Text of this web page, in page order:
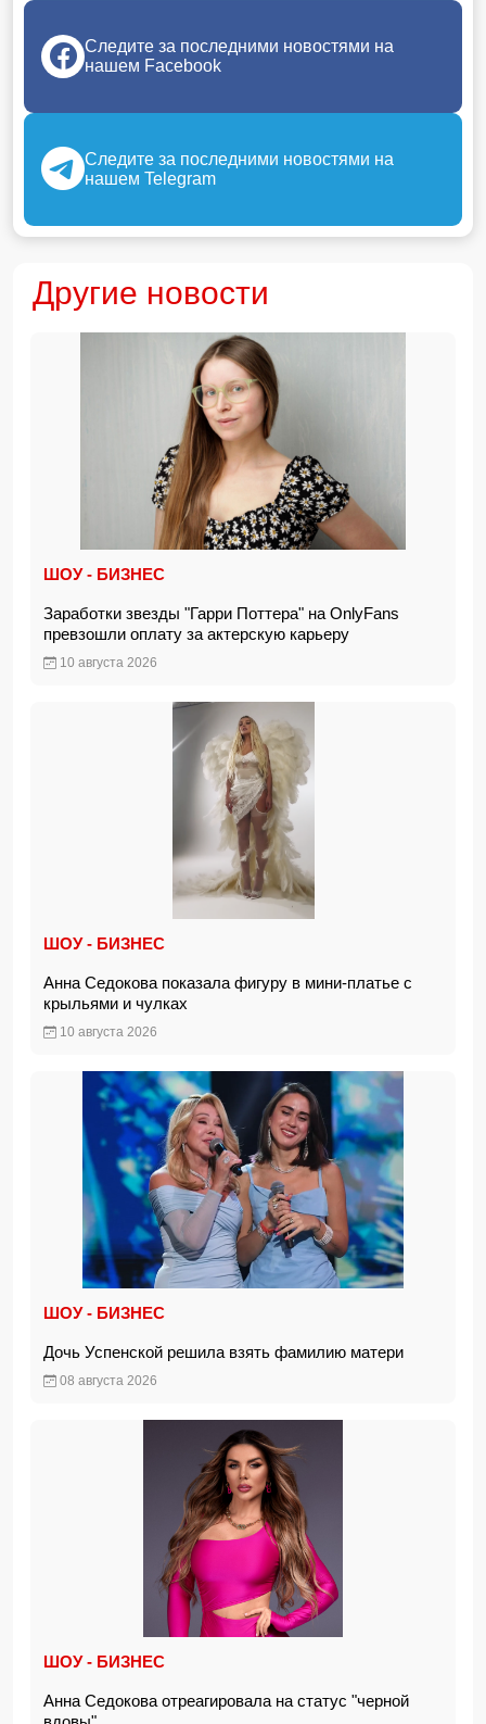
Следите за последними новостями на
нашем Facebook
Следите за последними новостями на
нашем Telegram
Другие новости
ШОУ - БИЗНЕС
Заработки звезды "Гарри Поттера" на OnlyFans
превзошли оплату за актерскую карьеру
10 августа 2026
ШОУ - БИЗНЕС
Анна Седокова показала фигуру в мини-платье с
крыльями и чулках
10 августа 2026
ШОУ - БИЗНЕС
Дочь Успенской решила взять фамилию матери
08 августа 2026
ШОУ - БИЗНЕС
Анна Седокова отреагировала на статус "черной